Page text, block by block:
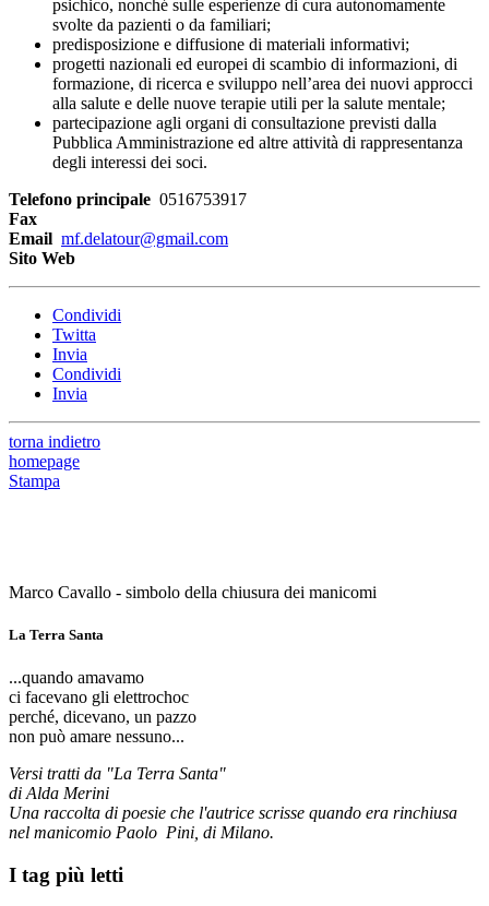
psichico, nonché sulle esperienze di cura autonomamente
svolte da pazienti o da familiari;
predisposizione e diffusione di materiali informativi;
progetti nazionali ed europei di scambio di informazioni, di
formazione, di ricerca e sviluppo nell’area dei nuovi approcci
alla salute e delle nuove terapie utili per la salute mentale;
partecipazione agli organi di consultazione previsti dalla
Pubblica Amministrazione ed altre attività di rappresentanza
degli interessi dei soci.
Telefono principale 0516753917
Fax
Email mf.delatour@gmail.com
Sito Web
Condividi
Twitta
Invia
Condividi
Invia
torna indietro
homepage
Stampa
Marco Cavallo - simbolo della chiusura dei manicomi
La Terra Santa
...quando amavamo
ci facevano gli elettrochoc
perché, dicevano, un pazzo
non può amare nessuno...
Versi tratti da "La Terra Santa"
di Alda Merini
Una raccolta di poesie che l'autrice scrisse quando era rinchiusa
nel manicomio Paolo Pini, di Milano.
I tag più letti